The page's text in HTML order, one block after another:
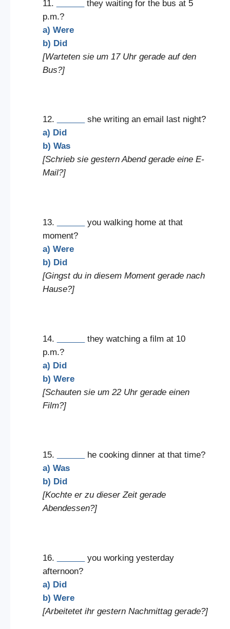
11.
they waiting for the bus at 5
p.m.?
a) Were
b) Did
[Warteten sie um 17 Uhr gerade auf den
Bus?]
12.
she writing an email last night?
a) Did
b) Was
[Schrieb sie gestern Abend gerade eine E-
Mail?]
13.
you walking home at that
moment?
a) Were
b) Did
[Gingst du in diesem Moment gerade nach
Hause?]
14.
they watching a film at 10
p.m.?
a) Did
b) Were
[Schauten sie um 22 Uhr gerade einen
Film?]
15.
he cooking dinner at that time?
a) Was
b) Did
[Kochte er zu dieser Zeit gerade
Abendessen?]
16.
you working yesterday
afternoon?
a) Did
b) Were
[Arbeitetet ihr gestern Nachmittag gerade?]